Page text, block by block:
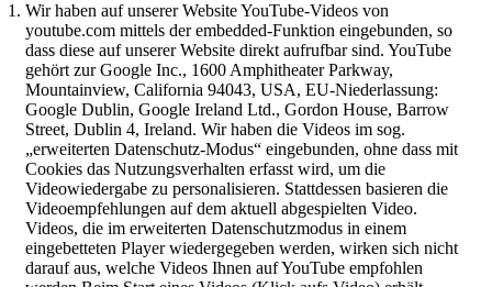
Wir haben auf unserer Website YouTube-Videos von
youtube.com mittels der embedded-Funktion eingebunden, so
dass diese auf unserer Website direkt aufrufbar sind. YouTube
gehört zur Google Inc., 1600 Amphitheater Parkway,
Mountainview, California 94043, USA, EU-Niederlassung:
Google Dublin, Google Ireland Ltd., Gordon House, Barrow
Street, Dublin 4, Ireland. Wir haben die Videos im sog.
„erweiterten Datenschutz-Modus“ eingebunden, ohne dass mit
Cookies das Nutzungsverhalten erfasst wird, um die
Videowiedergabe zu personalisieren. Stattdessen basieren die
Videoempfehlungen auf dem aktuell abgespielten Video.
Videos, die im erweiterten Datenschutzmodus in einem
eingebetteten Player wiedergegeben werden, wirken sich nicht
darauf aus, welche Videos Ihnen auf YouTube empfohlen